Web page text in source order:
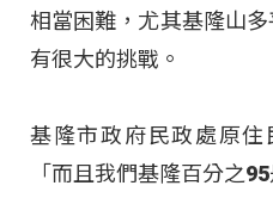
相當困難，尤其基隆山
有很大的挑戰。
基隆市政府民政處原住
「而且我們基隆百分之